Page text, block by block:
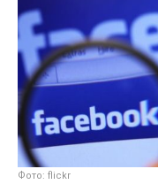
Фото: flickr